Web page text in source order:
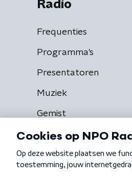
Radio
Frequenties
Programma's
Presentatoren
Muziek
Gemist
Algemene voorwaarden